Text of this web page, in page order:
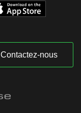
Contactez-nous